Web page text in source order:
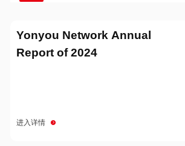
Yonyou Network Annual
Report of 2024
进入详情